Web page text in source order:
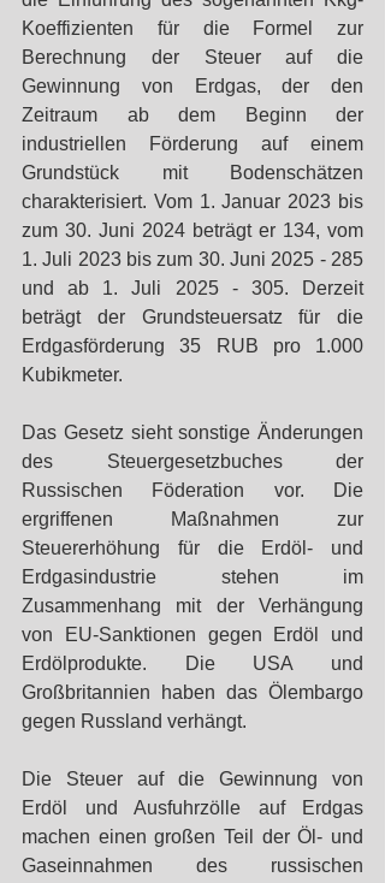
Koeffizienten für die Formel zur
Berechnung der Steuer auf die
Gewinnung von Erdgas, der den
Zeitraum ab dem Beginn der
industriellen Förderung auf einem
Grundstück mit Bodenschätzen
charakterisiert. Vom 1. Januar 2023 bis
zum 30. Juni 2024 beträgt er 134, vom
1. Juli 2023 bis zum 30. Juni 2025 - 285
und ab 1. Juli 2025 - 305. Derzeit
beträgt der Grundsteuersatz für die
Erdgasförderung 35 RUB pro 1.000
Kubikmeter.
Das Gesetz sieht sonstige Änderungen
des Steuergesetzbuches der
Russischen Föderation vor. Die
ergriffenen Maßnahmen zur
Steuererhöhung für die Erdöl- und
Erdgasindustrie stehen im
Zusammenhang mit der Verhängung
von EU-Sanktionen gegen Erdöl und
Erdölprodukte. Die USA und
Großbritannien haben das Ölembargo
gegen Russland verhängt.
Die Steuer auf die Gewinnung von
Erdöl und Ausfuhrzölle auf Erdgas
machen einen großen Teil der Öl- und
Gaseinnahmen des russischen